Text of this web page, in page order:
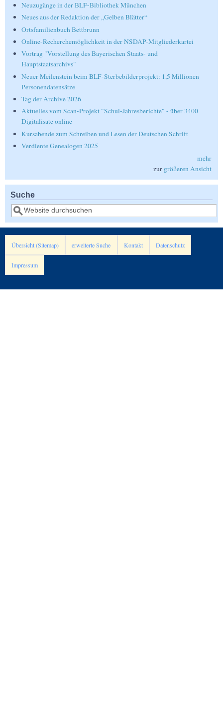
Neuzugänge in der BLF-Bibliothek München
Neues aus der Redaktion der „Gelben Blätter“
Ortsfamilienbuch Bettbrunn
Online-Recherchemöglichkeit in der NSDAP-Mitgliederkartei
Vortrag "Vorstellung des Bayerischen Staats- und
Hauptstaatsarchivs"
Neuer Meilenstein beim BLF-Sterbebilderprojekt: 1,5 Millionen
Personendatensätze
Tag der Archive 2026
Aktuelles vom Scan-Projekt "Schul-Jahresberichte" - über 3400
Digitalisate online
Kursabende zum Schreiben und Lesen der Deutschen Schrift
Verdiente Genealogen 2025
mehr
zur größeren Ansicht
Suche
Suche
Übersicht (Sitemap) erweiterte Suche Kontakt Datenschutz
Impressum